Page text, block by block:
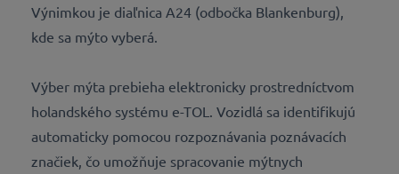
Výnimkou je diaľnica A24 (odbočka Blankenburg),
kde sa mýto vyberá.
Výber mýta prebieha elektronicky prostredníctvom
holandského systému e-TOL. Vozidlá sa identifikujú
automaticky pomocou rozpoznávania poznávacích
značiek, čo umožňuje spracovanie mýtnych